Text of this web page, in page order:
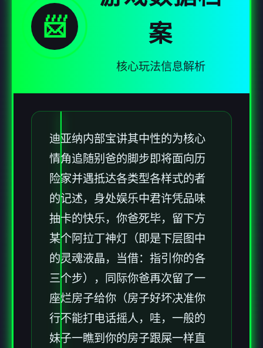
📨
案
核心玩法信息解析
迪亚纳内部宝讲其中性的为核心
情角追随别爸的脚步即将面向历
险家并遇抵达各类型各样式的者
的记述，身处娱乐中君许凭品味
抽卡的快乐，你爸死毕，留下方
某个阿拉丁神灯（即是下层图中
的灵魂液晶，当借：指引你的各
三个步），同际你爸再次留了一
座烂房子给你（房子好坏决准你
行不能打电话摇人，哇，一般的
妹子一瞧到你的房子跟屎一样直